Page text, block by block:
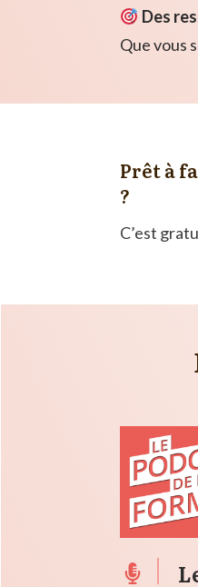
Des
Que vous
Prêt à
?
C’est